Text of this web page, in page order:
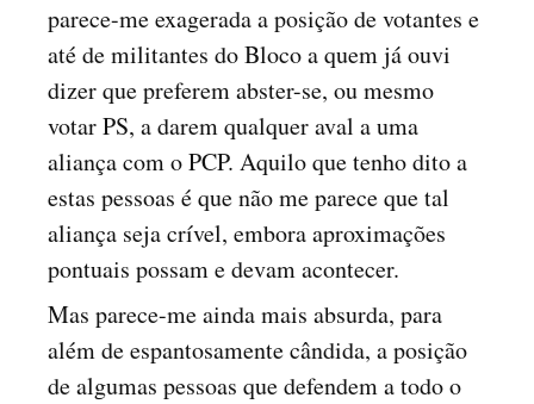
parece-me exagerada a posição de votantes e
até de militantes do Bloco a quem já ouvi
dizer que preferem abster-se, ou mesmo
votar PS, a darem qualquer aval a uma
aliança com o PCP. Aquilo que tenho dito a
estas pessoas é que não me parece que tal
aliança seja crível, embora aproximações
pontuais possam e devam acontecer.
Mas parece-me ainda mais absurda, para
além de espantosamente cândida, a posição
de algumas pessoas que defendem a todo o